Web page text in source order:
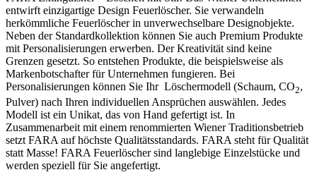
entwirft einzigartige Design Feuerlöscher. Sie verwandeln
herkömmliche Feuerlöscher in unverwechselbare Designobjekte.
Neben der Standardkollektion können Sie auch Premium Produkte
mit Personalisierungen erwerben. Der Kreativität sind keine
Grenzen gesetzt. So entstehen Produkte, die beispielsweise als
Markenbotschafter für Unternehmen fungieren. Bei
Personalisierungen können Sie Ihr Löschermodell (Schaum, CO2,
Pulver) nach Ihren individuellen Ansprüchen auswählen. Jedes
Modell ist ein Unikat, das von Hand gefertigt ist. In
Zusammenarbeit mit einem renommierten Wiener Traditionsbetrieb
setzt FARA auf höchste Qualitätsstandards. FARA steht für Qualität
statt Masse! FARA Feuerlöscher sind langlebige Einzelstücke und
werden speziell für Sie angefertigt.